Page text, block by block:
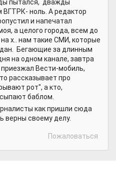
пытался, дважды
ВГТРК- ноль. А редактор
и напечатал
а целого города, всем до
х.. нам такие СМИ, которые
Бегающие за длинным
на одном канале, завтра
Вести-мобиль,
рассказывает про
рот", а кто,
баблом.
как пришли сюда
верны своему делу.
Пожаловаться